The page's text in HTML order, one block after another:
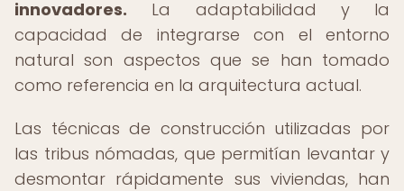
innovadores. La adaptabilidad y la
capacidad de integrarse con el entorno
natural son aspectos que se han tomado
como referencia en la arquitectura actual.
Las técnicas de construcción utilizadas por
las tribus nómadas, que permitían levantar y
desmontar rápidamente sus viviendas, han